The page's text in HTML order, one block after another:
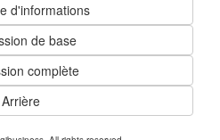
d'informations
de base
complète
Arrière